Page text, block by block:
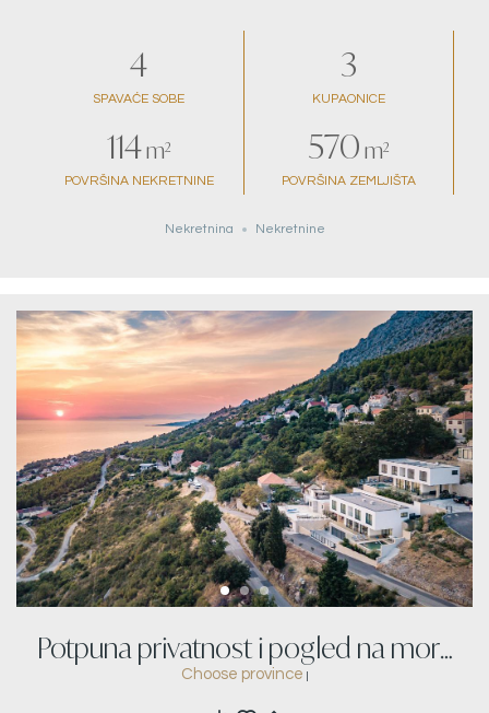
4
SPAVAĆE SOBE
3
KUPAONICE
114m²
POVRŠINA NEKRETNINE
570 m²
POVRŠINA ZEMLJIŠTA
Nekretnina Nekretnine
Potpuna privatnost i pogled na more
u Čelini
Choose province